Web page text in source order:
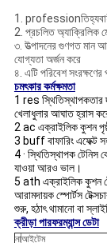
1. professionতিহ্যবাহী
2. প্রচলিত অ্যাক্রিলিক
৩. উত্পাদনের গুণগত মান
যোগ্যতা অর্জন করে
৪. এটি পরিবেশ
চমৎকার কর্মক্ষমতা
1 res স্থিতিস্থাপকতার
খেলাধুলার আঘাত হ্রাস
2 ac এক্রাইলিক কুশন
3 buff বাফারিং এফেক্ট সহ
4 · স্থিতিস্থাপক টেনিস
যাওয়া আরও ভাল।
5 ath এক্রাইলিক কুশন
আরামদায়ক স্পোর্টস
শুরু, হঠাৎ থামানো বা
ক্রীড়া পারফরম্যান্স ডেটা
নাআইটেম